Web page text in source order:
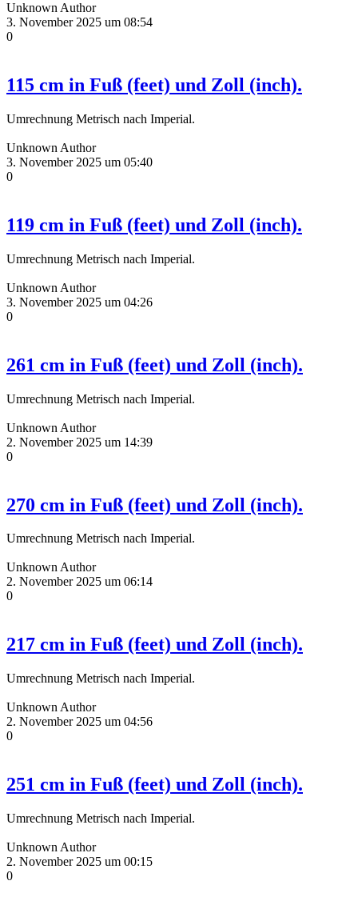
Unknown Author
3. November 2025 um 08:54
0
115 cm in Fuß (feet) und Zoll (inch).
Umrechnung Metrisch nach Imperial.
Unknown Author
3. November 2025 um 05:40
0
119 cm in Fuß (feet) und Zoll (inch).
Umrechnung Metrisch nach Imperial.
Unknown Author
3. November 2025 um 04:26
0
261 cm in Fuß (feet) und Zoll (inch).
Umrechnung Metrisch nach Imperial.
Unknown Author
2. November 2025 um 14:39
0
270 cm in Fuß (feet) und Zoll (inch).
Umrechnung Metrisch nach Imperial.
Unknown Author
2. November 2025 um 06:14
0
217 cm in Fuß (feet) und Zoll (inch).
Umrechnung Metrisch nach Imperial.
Unknown Author
2. November 2025 um 04:56
0
251 cm in Fuß (feet) und Zoll (inch).
Umrechnung Metrisch nach Imperial.
Unknown Author
2. November 2025 um 00:15
0